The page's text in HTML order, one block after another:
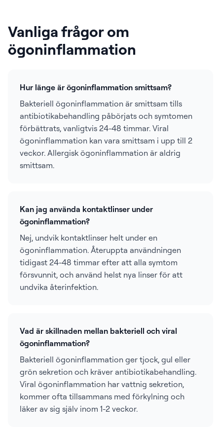
Vanliga frågor om
ögoninflammation
Hur länge är ögoninflammation smittsam?
Bakteriell ögoninflammation är smittsam tills
antibiotikabehandling påbörjats och symtomen
förbättrats, vanligtvis 24-48 timmar. Viral
ögoninflammation kan vara smittsam i upp till 2
veckor. Allergisk ögoninflammation är aldrig
smittsam.
Kan jag använda kontaktlinser under
ögoninflammation?
Nej, undvik kontaktlinser helt under en
ögoninflammation. Återuppta användningen
tidigast 24-48 timmar efter att alla symtom
försvunnit, och använd helst nya linser för att
undvika återinfektion.
Vad är skillnaden mellan bakteriell och viral
ögoninflammation?
Bakteriell ögoninflammation ger tjock, gul eller
grön sekretion och kräver antibiotikabehandling.
Viral ögoninflammation har vattnig sekretion,
kommer ofta tillsammans med förkylning och
läker av sig själv inom 1-2 veckor.